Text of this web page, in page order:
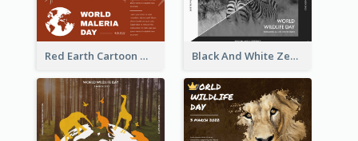
Red Earth Cartoon World Malaria Day Greeting Card Black And White Zebra World Wildlife Day Greeting Card